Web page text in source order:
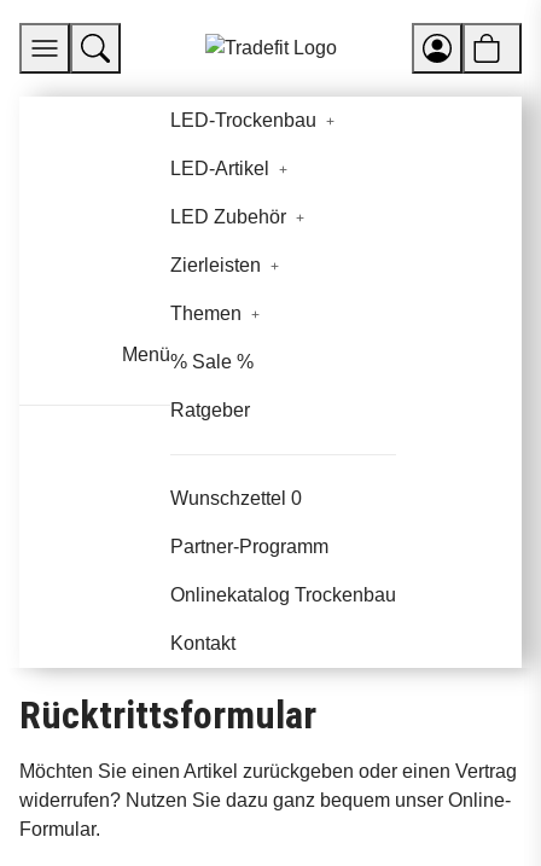
Menü
LED-Trockenbau
LED-Artikel
LED Zubehör
Zierleisten
Themen
% Sale %
Ratgeber
Wunschzettel 0
Partner-Programm
Onlinekatalog Trockenbau
Kontakt
Rücktrittsformular
Möchten Sie einen Artikel zurückgeben oder einen Vertrag
widerrufen? Nutzen Sie dazu ganz bequem unser Online-
Formular.